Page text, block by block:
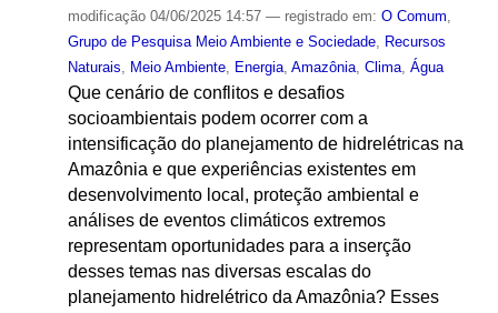
modificação04/06/2025 14:57 — registrado em: O Comum
Grupo de Pesquisa Meio Ambiente e Sociedade, Recursos
Naturais
Meio Ambiente, Energia, Amazônia, Clima, Água
Que cenário de conflitos e desafios
socioambientais podem ocorrer com a
intensificação do planejamento de hidrelétricas na
Amazônia e que experiências existentes em
desenvolvimento local, proteção ambiental e
análises de eventos climáticos extremos
representam oportunidades para a inserção
desses temas nas diversas escalas do
planejamento hidrelétrico da Amazônia? Esses